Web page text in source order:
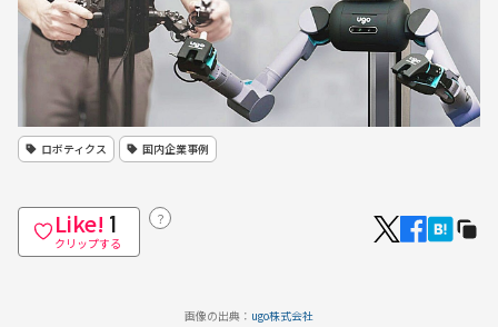
ロボティクス 国内企業事例
Like! 1
クリップする
？
画像の出典： ugo株式会社